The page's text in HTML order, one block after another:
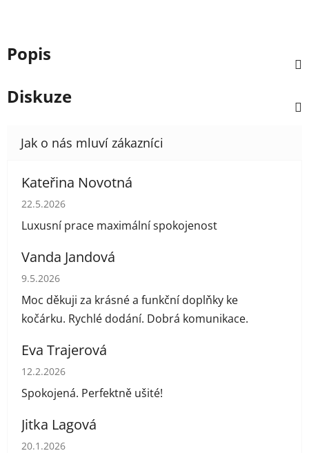
Popis
Diskuze
Kateřina Novotná
Hodnocení obchodu je 5 z 5 hvězdiček.
22.5.2026
Luxusní prace maximální spokojenost
Vanda Jandová
Hodnocení obchodu je 5 z 5 hvězdiček.
9.5.2026
Moc děkuji za krásné a funkční doplňky ke
kočárku. Rychlé dodání. Dobrá komunikace.
Eva Trajerová
Hodnocení obchodu je 5 z 5 hvězdiček.
12.2.2026
Spokojená. Perfektně ušité!
Jitka Lagová
Hodnocení obchodu je 5 z 5 hvězdiček.
20.1.2026